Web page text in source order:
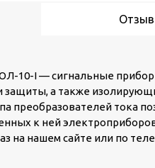
10-I — сигнальные
защиты, а также
преобразователей тока
к ней
на нашем сайте или по